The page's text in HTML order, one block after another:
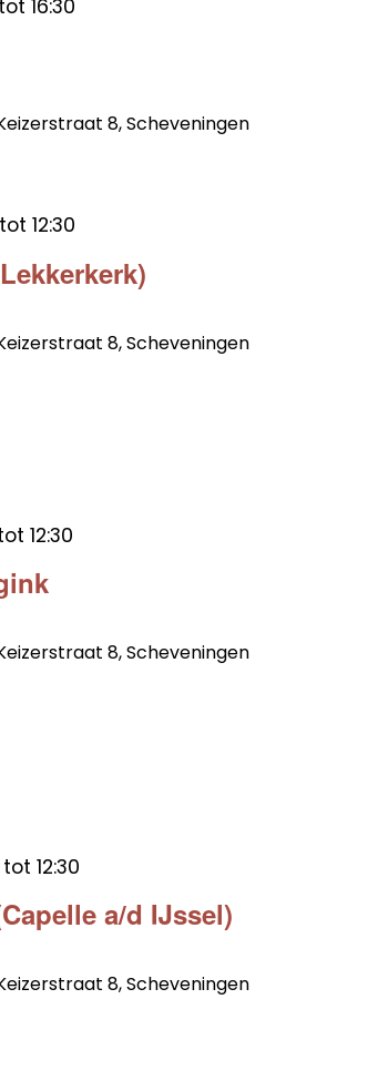
tot 16:30
8, Scheveningen
tot 12:30
8, Scheveningen
12:30
8, Scheveningen
a/d IJssel)
tot 12:30
8, Scheveningen